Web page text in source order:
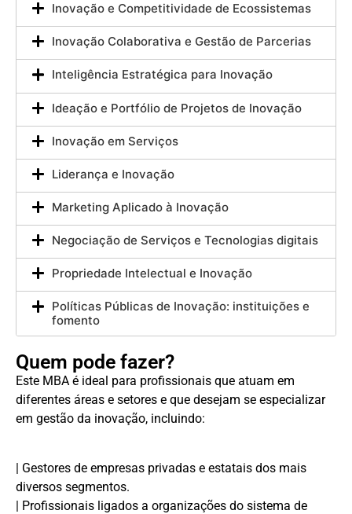
Inovação e Competitividade de Ecossistemas
Inovação Colaborativa e Gestão de Parcerias
Inteligência Estratégica para Inovação
Ideação e Portfólio de Projetos de Inovação
Inovação em Serviços
Liderança e Inovação
Marketing Aplicado à Inovação
Negociação de Serviços e Tecnologias digitais
Propriedade Intelectual e Inovação
Políticas Públicas de Inovação: instituições e
fomento
Quem pode fazer?
Este MBA é ideal para profissionais que atuam em
diferentes áreas e setores e que desejam se especializar
em gestão da inovação, incluindo:
| Gestores de empresas privadas e estatais dos mais
diversos segmentos.
| Profissionais ligados a organizações do sistema de